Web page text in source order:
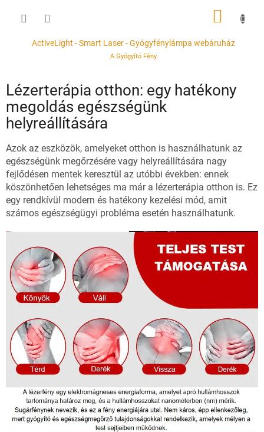
tartalomhozActiveLight - Smart Laser - Gyógyfénylámpa webáruház
A Gyógyító Fény
KOSÁR
Lézerterápia otthon: egy hatékony
megoldás egészségünk
helyreállítására
Azok az eszközök, amelyeket otthon is használhatunk az
egészségünk megőrzésére vagy helyreállítására nagy
fejlődésen mentek keresztül az utóbbi években: ennek
köszönhetően lehetséges ma már a lézerterápia otthon is. Ez
egy rendkívül modern és hatékony kezelési mód, amit
számos egészségügyi probléma esetén használhatunk.